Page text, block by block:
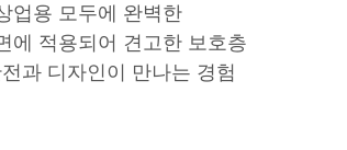
업용 모두에 완벽한
에 적용되어 견고한 보호층
과 디자인이 만나는 경험